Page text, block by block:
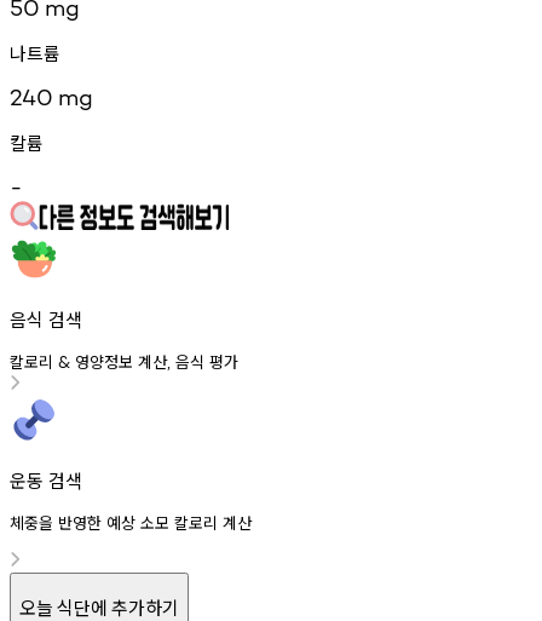
50 mg
나트륨
240 mg
칼륨
-
음식 검색
칼로리 & 영양정보 계산, 음식 평가
운동 검색
체중을 반영한 예상 소모 칼로리 계산
오늘 식단에 추가하기